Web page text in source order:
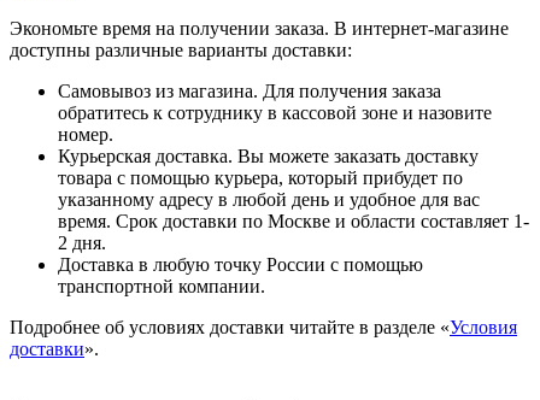
Экономьте время на получении заказа. В интернет-магазине
доступны различные варианты доставки:
Самовывоз из магазина. Для получения заказа
обратитесь к сотруднику в кассовой зоне и назовите
номер.
Курьерская доставка. Вы можете заказать доставку
товара с помощью курьера, который прибудет по
указанному адресу в любой день и удобное для вас
время. Срок доставки по Москве и области составляет 1-
2 дня.
Доставка в любую точку России с помощью
транспортной компании.
Подробнее об условиях доставки читайте в разделе «Условия
доставки».